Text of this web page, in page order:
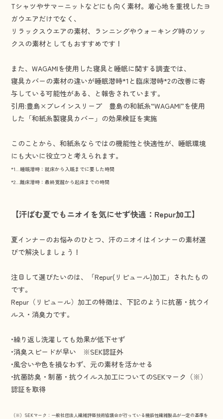
Tシャツやサマーニットなどにも向く素材。着心地を重視したヨ
ガウエアだけでなく、
リラックスウエアの素材、ランニングやウォーキング時のソッ
クスの素材としてもおすすめです！
また、WAGAMIを使用した寝具と睡眠に関する調査では、
寝具カバーの素材の違いが睡眠潜時*1と臨床潜時*2の改善に寄
与している可能性がある、と報告されています。
引用:豊島×ブレインスリープ 豊島の和紙糸“WAGAMI”を使用
した「和紙糸製寝具カバー」の効果検証を実施
このことから、和紙糸ならではの機能性と快適性が、睡眠環境
にも大いに役立つと考えられます。
*1…睡眠潜時：就床から入眠までに要した時間
*2…離床潜時：最終覚醒から起床までの時間
【汗ばむ夏でもニオイを気にせず快適：Repur加工】
夏インナーのお悩みのひとつ、汗のニオイはインナーの素材選
びで解決しましょう！
注目して選びたいのは、「Repur(リピュール)加工 」されたもの
です。
Repur（リピュール）加工の特徴は、下記のように抗菌・抗ウイ
ルス・消臭力です。
•繰り返し洗濯しても効果が低下せず
•消臭スピードが早い ※SEK認証外
•風合いや色を損なわず、元の素材を活かせる
•抗菌防臭・制菌・抗ウイルス加工についてのSEKマーク（※）
認証を取得
（※）SEKマーク：一般社団法人繊維評価技術協議会が行っている機能性繊維製品が一定の基準を